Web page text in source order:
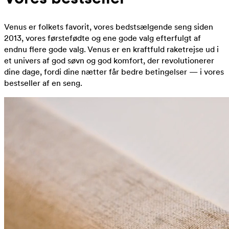
Venus er folkets favorit, vores bedstsælgende seng siden
2013, vores førstefødte og ene gode valg efterfulgt af
endnu flere gode valg. Venus er en kraftfuld raketrejse ud i
et univers af god søvn og god komfort, der revolutionerer
dine dage, fordi dine nætter får bedre betingelser — i vores
bestseller af en seng.